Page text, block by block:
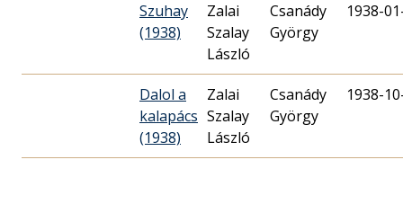
Szuhay
(1938)
Zalai
Szalay
László
Csanády
György
1938-
Dalol a
kalapács
(1938)
Zalai
Szalay
László
Csanády
György
1938-